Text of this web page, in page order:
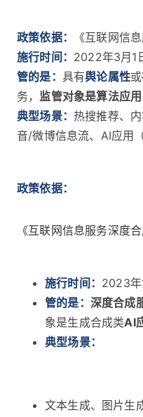
政策依据：
《互联网信
施行时间： 2022年3月1
管的是： 具有舆论属性或
务，监管对象是算法应用
典型场景： 热搜推荐、
音/微博信息流、AI应用
政策依据：
《互联网信息服务深度
施行时间： 2023年
管的是： 深度合成
象是生成合成类AI
典型场景：
文本生成、图片生